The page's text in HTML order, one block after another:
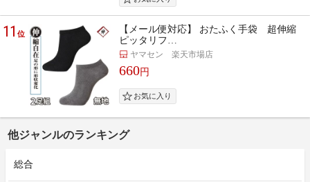
11位
【メール便対応】 おたふく手袋 超伸縮
ピッタリフ…
ヤマセン 楽天市場店
660円
他ジャンルのランキング
総合